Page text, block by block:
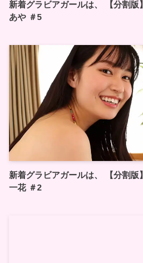
新着グラビアガールは、 【分割版
あや ＃5
新着グラビアガールは、 【分割版
一花 ＃2